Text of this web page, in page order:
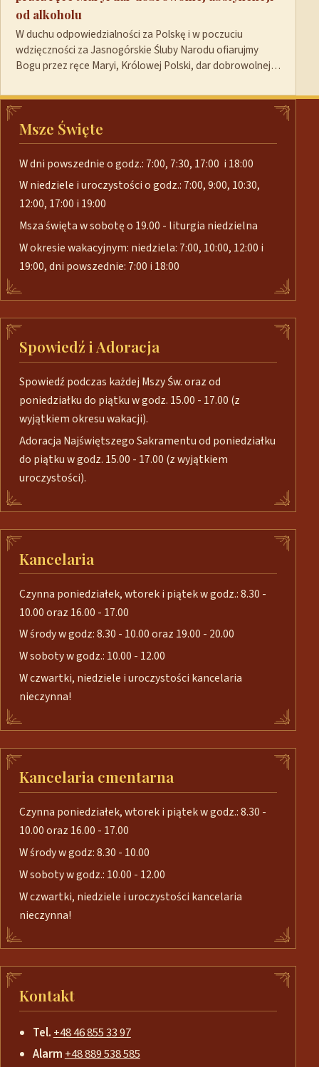
od alkoholu
W duchu odpowiedzialności za Polskę i w poczuciu
wdzięczności za Jasnogórskie Śluby Narodu ofiarujmy
Bogu przez ręce Maryi, Królowej Polski, dar dobrowolnej…
Msze Święte
W dni powszednie o godz.: 7:00, 7:30, 17:00 i 18:00
W niedziele i uroczystości o godz.: 7:00, 9:00, 10:30,
12:00, 17:00 i 19:00
Msza święta w sobotę o 19.00 - liturgia niedzielna
W okresie wakacyjnym: niedziela: 7:00, 10:00, 12:00 i
19:00, dni powszednie: 7:00 i 18:00
Spowiedź i Adoracja
Spowiedź podczas każdej Mszy Św. oraz od
poniedziałku do piątku w godz. 15.00 - 17.00 (z
wyjątkiem okresu wakacji).
Adoracja Najświętszego Sakramentu od poniedziałku
do piątku w godz. 15.00 - 17.00 (z wyjątkiem
uroczystości).
Kancelaria
Czynna poniedziałek, wtorek i piątek w godz.: 8.30 -
10.00 oraz 16.00 - 17.00
W środy w godz: 8.30 - 10.00 oraz 19.00 - 20.00
W soboty w godz.: 10.00 - 12.00
W czwartki, niedziele i uroczystości kancelaria
nieczynna!
Kancelaria cmentarna
Czynna poniedziałek, wtorek i piątek w godz.: 8.30 -
10.00 oraz 16.00 - 17.00
W środy w godz: 8.30 - 10.00
W soboty w godz.: 10.00 - 12.00
W czwartki, niedziele i uroczystości kancelaria
nieczynna!
Kontakt
Tel. +48 46 855 33 97
Alarm+48 889 538 585